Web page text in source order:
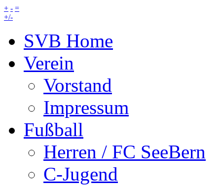
+ - =
+/-
SVB Home
Verein
Vorstand
Impressum
Fußball
Herren / FC SeeBern
C-Jugend